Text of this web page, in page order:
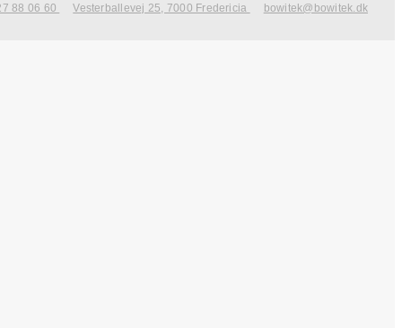
88 06 60
Vesterballevej 25, 7000 Fredericia bowitek@bowitek.dk